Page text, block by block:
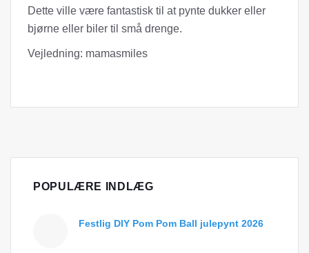
Dette ville være fantastisk til at pynte dukker eller
bjørne eller biler til små drenge.
Vejledning: mamasmiles
POPULÆRE INDLÆG
Festlig DIY Pom Pom Ball julepynt 2026